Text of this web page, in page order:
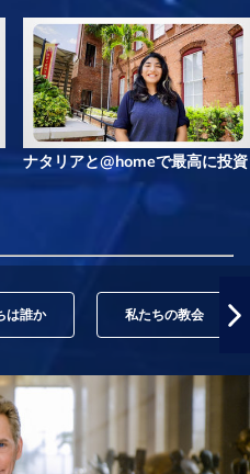
ナタリアと@homeで最高に投資
は誰か 私たちの教会